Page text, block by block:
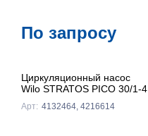
По запросу
Циркуляционный насос
Wilo STRATOS PICO 30/1-4
Арт: 4132464, 4216614